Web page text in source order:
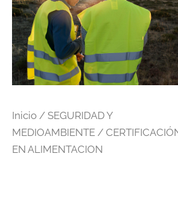
Inicio / SEGURIDAD Y
MEDIOAMBIENTE /
EN ALIMENTACION